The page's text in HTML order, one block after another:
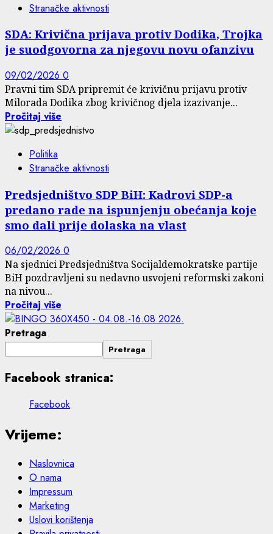
Stranačke aktivnosti
SDA: Krivična prijava protiv Dodika, Trojka
je suodgovorna za njegovu novu ofanzivu
09/02/2026 0
Pravni tim SDA pripremit će krivičnu prijavu protiv
Milorada Dodika zbog krivičnog djela izazivanje...
Pročitaj više
Politika
Stranačke aktivnosti
Predsjedništvo SDP BiH: Kadrovi SDP-a
predano rade na ispunjenju obećanja koje
smo dali prije dolaska na vlast
06/02/2026 0
Na sjednici Predsjedništva Socijaldemokratske partije
BiH pozdravljeni su nedavno usvojeni reformski zakoni
na nivou...
Pročitaj više
Pretraga
Pretraga
Facebook stranica:
Facebook
Vrijeme:
Naslovnica
O nama
Impressum
Marketing
Uslovi korištenja